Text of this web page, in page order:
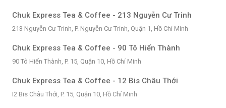
Chuk Express Tea & Coffee - 213 Nguyễn Cư Trinh
213 Nguyễn Cư Trinh, P. Nguyễn Cư Trinh, Quận 1, Hồ Chí Minh
Chuk Express Tea & Coffee - 90 Tô Hiến Thành
90 Tô Hiến Thành, P. 15, Quận 10, Hồ Chí Minh
Chuk Express Tea & Coffee - 12 Bis Châu Thới
I2 Bis Châu Thới, P. 15, Quận 10, Hồ Chí Minh